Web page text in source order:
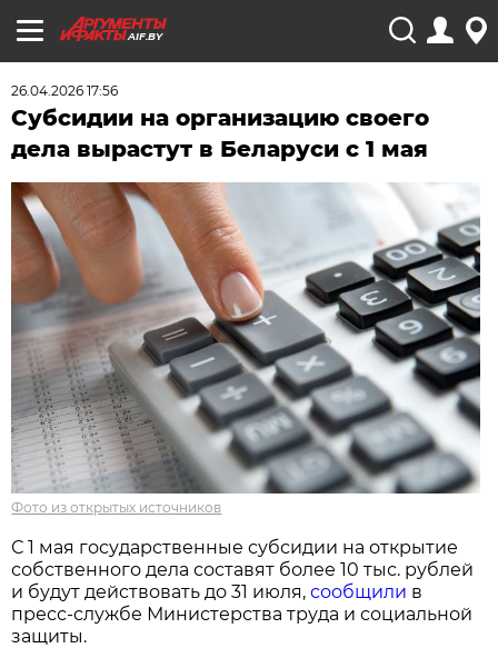
AIF.BY
26.04.2026 17:56
Субсидии на организацию своего
дела вырастут в Беларуси с 1 мая
Фото из открытых источников
С 1 мая государственные субсидии на открытие
собственного дела составят более 10 тыс. рублей
и будут действовать до 31 июля,сообщили в
пресс-службе Министерства труда и социальной
защиты.